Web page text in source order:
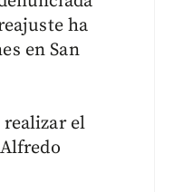
ha
en San
el